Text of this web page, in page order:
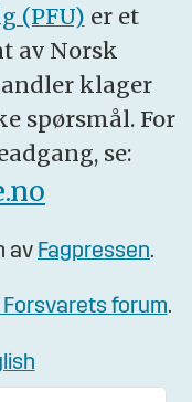
(PFU) er et
av Norsk
klager
spørsmål. For
se:
av Fagpressen.
forum.